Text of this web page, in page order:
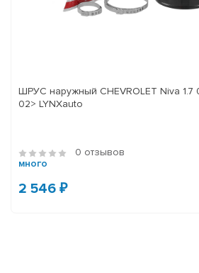
ШРУС наружный CHEVROLET Niva 1.7
02> LYNXauto
0 отзывов
много
2 546 ₽